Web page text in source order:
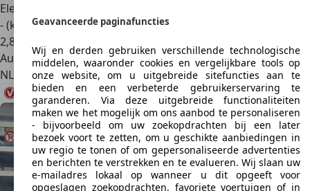
Elektrisch
- (kWh/100 km)
2,8
Autobedrijf
NL 5711 CD Someren
Geavanceerde paginafuncties
Wij en derden gebruiken verschillende technologische
middelen, waaronder cookies en vergelijkbare tools op
onze website, om u uitgebreide sitefuncties aan te
bieden en een verbeterde gebruikerservaring te
garanderen. Via deze uitgebreide functionaliteiten
maken we het mogelijk om ons aanbod te personaliseren
- bijvoorbeeld om uw zoekopdrachten bij een later
bezoek voort te zetten, om u geschikte aanbiedingen in
uw regio te tonen of om gepersonaliseerde advertenties
en berichten te verstrekken en te evalueren. Wij slaan uw
e-mailadres lokaal op wanneer u dit opgeeft voor
opgeslagen zoekopdrachten, favoriete voertuigen of in